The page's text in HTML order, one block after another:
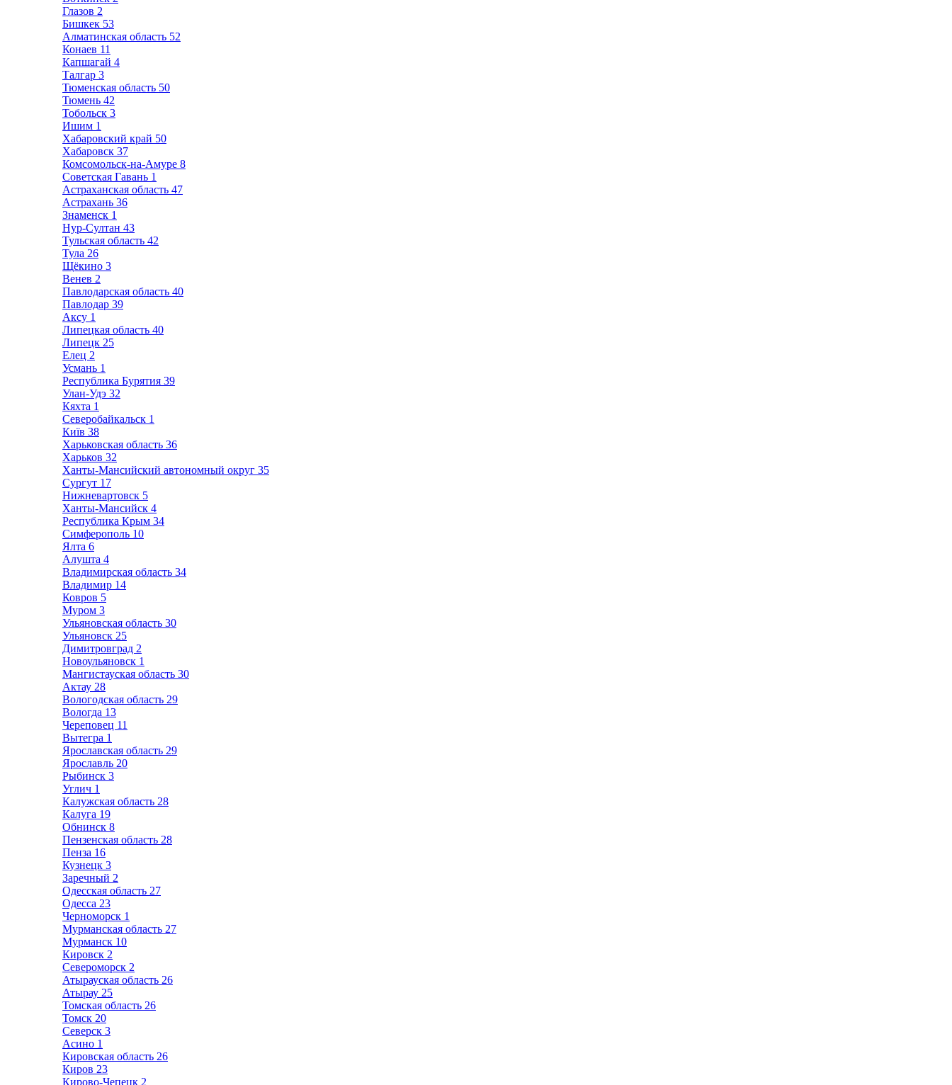
Глазов 2
Бишкек 53
Алматинская область 52
Конаев 11
Капшагай 4
Талгар 3
Тюменская область 50
Тюмень 42
Тобольск 3
Ишим 1
Хабаровский край 50
Хабаровск 37
Комсомольск-на-Амуре 8
Советская Гавань 1
Астраханская область 47
Астрахань 36
Знаменск 1
Нур-Султан 43
Тульская область 42
Тула 26
Щёкино 3
Венев 2
Павлодарская область 40
Павлодар 39
Аксу 1
Липецкая область 40
Липецк 25
Елец 2
Усмань 1
Республика Бурятия 39
Улан-Удэ 32
Кяхта 1
Северобайкальск 1
Київ 38
Харьковская область 36
Харьков 32
Ханты-Мансийский автономный округ 35
Сургут 17
Нижневартовск 5
Ханты-Мансийск 4
Республика Крым 34
Симферополь 10
Ялта 6
Алушта 4
Владимирская область 34
Владимир 14
Ковров 5
Муром 3
Ульяновская область 30
Ульяновск 25
Димитровград 2
Новоульяновск 1
Мангистауская область 30
Актау 28
Вологодская область 29
Вологда 13
Череповец 11
Вытегра 1
Ярославская область 29
Ярославль 20
Рыбинск 3
Углич 1
Калужская область 28
Калуга 19
Обнинск 8
Пензенская область 28
Пенза 16
Кузнецк 3
Заречный 2
Одесская область 27
Одесса 23
Черноморск 1
Мурманская область 27
Мурманск 10
Кировск 2
Североморск 2
Атырауская область 26
Атырау 25
Томская область 26
Томск 20
Северск 3
Асино 1
Кировская область 26
Киров 23
Кирово-Чепецк 2